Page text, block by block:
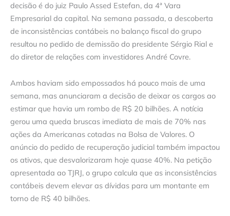
decisão é do juiz Paulo Assed Estefan, da 4ª Vara
Empresarial da capital. Na semana passada, a descoberta
de inconsistências contábeis no balanço fiscal do grupo
resultou no pedido de demissão do presidente Sérgio Rial e
do diretor de relações com investidores André Covre.
Ambos haviam sido empossados há pouco mais de uma
semana, mas anunciaram a decisão de deixar os cargos ao
estimar que havia um rombo de R$ 20 bilhões. A notícia
gerou uma queda bruscas imediata de mais de 70% nas
ações da Americanas cotadas na Bolsa de Valores. O
anúncio do pedido de recuperação judicial também impactou
os ativos, que desvalorizaram hoje quase 40%. Na petição
apresentada ao TJRJ, o grupo calcula que as inconsistências
contábeis devem elevar as dívidas para um montante em
torno de R$ 40 bilhões.